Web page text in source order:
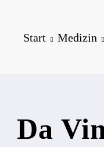
Start Medizin
Da